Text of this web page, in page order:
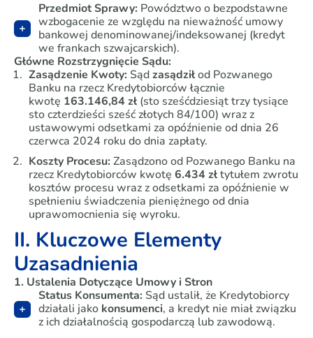
Przedmiot Sprawy: Powództwo o bezpodstawne
wzbogacenie ze względu na nieważność umowy
bankowej denominowanej/indeksowanej (kredyt
we frankach szwajcarskich).
Główne Rozstrzygnięcie Sądu:
Zasądzenie Kwoty: Sądzasądziłod Pozwanego
Banku na rzecz Kredytobiorców łącznie
kwotę 163.146,84 zł (sto sześćdziesiąt trzy tysiące
sto czterdzieści sześć złotych 84/100) wraz z
ustawowymi odsetkami za opóźnienie od dnia 26
czerwca 2024 roku do dnia zapłaty.
Koszty Procesu: Zasądzono od Pozwanego Banku na
rzecz Kredytobiorców kwotę 6.434 złtytułem zwrotu
kosztów procesu wraz z odsetkami za opóźnienie w
spełnieniu świadczenia pieniężnego od dnia
uprawomocnienia się wyroku.
II. Kluczowe Elementy
Uzasadnienia
1. Ustalenia Dotyczące Umowy i Stron
Status Konsumenta: Sąd ustalił, że Kredytobiorcy
działali jako konsumenci, a kredyt nie miał związku
z ich działalnością gospodarczą lub zawodową.